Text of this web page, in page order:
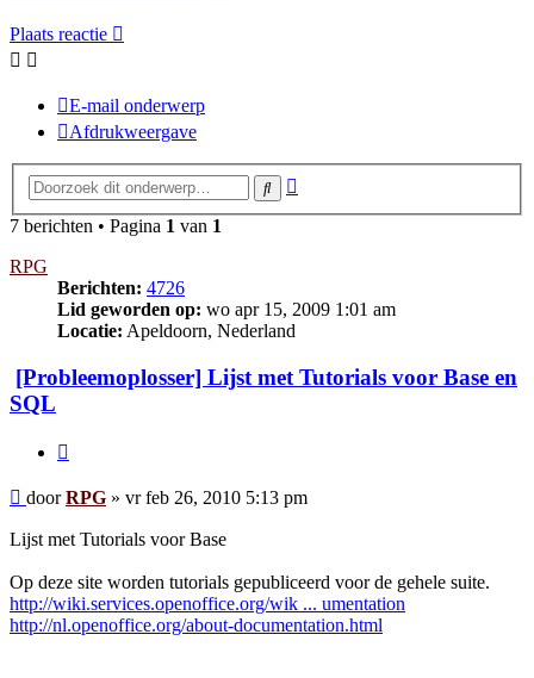
Plaats reactie
E-mail onderwerp
Afdrukweergave
Zoek
7 berichten • Pagina 1 van 1
RPG
Berichten: 4726
Lid geworden op: wo apr 15, 2009 1:01 am
Locatie: Apeldoorn, Nederland
[Probleemoplosser] Lijst met Tutorials voor Base en
SQL
Bericht
doorRPG » vr feb 26, 2010 5:13 pm
Lijst met Tutorials voor Base
Op deze site worden tutorials gepubliceerd voor de gehele suite.
http://wiki.services.openoffice.org/wik ... umentation
http://nl.openoffice.org/about-documentation.html